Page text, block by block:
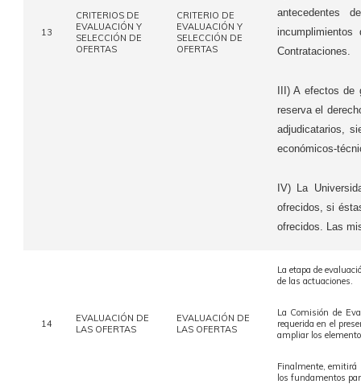
13
CRITERIOS DE
EVALUACIÓN Y
SELECCIÓN DE
OFERTAS
CRITERIO DE
EVALUACIÓN Y
SELECCIÓN DE
OFERTAS
antecedentes
Contrataciones.
III) A efectos
reserva el
adjudicatarios,
económicos-
IV) La
ofrecidos, si
ofrecidos. Las
14
EVALUACIÓN DE
LAS OFERTAS
EVALUACIÓN DE
LAS OFERTAS
La etapa de
de las actuaciones.
La Comisión de
requerida en el
ampliar los
Finalmente, emitirá
los fundamentos